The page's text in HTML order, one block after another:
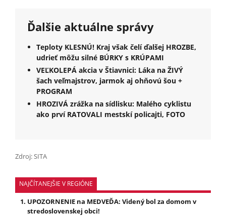
Ďalšie aktuálne správy
Teploty KLESNÚ! Kraj však čelí ďalšej HROZBE,
udrieť môžu silné BÚRKY s KRÚPAMI
VEĽKOLEPÁ akcia v Štiavnici: Láka na ŽIVÝ
šach veľmajstrov, jarmok aj ohňovú šou +
PROGRAM
HROZIVÁ zrážka na sídlisku: Malého cyklistu
ako prví RATOVALI mestskí policajti, FOTO
Zdroj: SITA
NAJČÍTANEJŠIE V REGIÓNE
UPOZORNENIE na MEDVEĎA: Videný bol za domom v
stredoslovenskej obci!